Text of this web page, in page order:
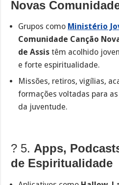
Novas
Grupos como Ministério
Comunidade Canção
de Assis têm acolhido
e forte espiritualidade.
Missões, retiros, vigílias,
formações voltadas para
da juventude.
? 5.Apps,
de Espiritualidade